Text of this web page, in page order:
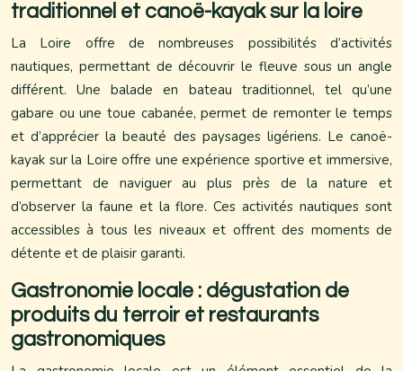
traditionnel et canoë-kayak sur la loire
La Loire offre de nombreuses possibilités d’activités
nautiques, permettant de découvrir le fleuve sous un angle
différent. Une balade en bateau traditionnel, tel qu’une
gabare ou une toue cabanée, permet de remonter le temps
et d’apprécier la beauté des paysages ligériens. Le canoë-
kayak sur la Loire offre une expérience sportive et immersive,
permettant de naviguer au plus près de la nature et
d’observer la faune et la flore. Ces activités nautiques sont
accessibles à tous les niveaux et offrent des moments de
détente et de plaisir garanti.
Gastronomie locale : dégustation de
produits du terroir et restaurants
gastronomiques